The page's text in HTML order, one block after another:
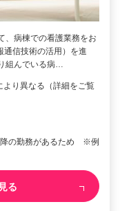
、病棟での看護業務をお
信技術の活用）を進
組んでいる病…
り異なる（詳細をご覧
の勤務があるため ※例
る